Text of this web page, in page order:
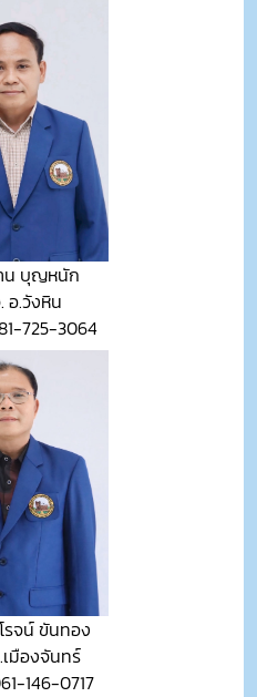
น บุญหนัก
อ.วังหิน
725-3064
รจน์ ขันทอง
มืองจันทร์
146-0717